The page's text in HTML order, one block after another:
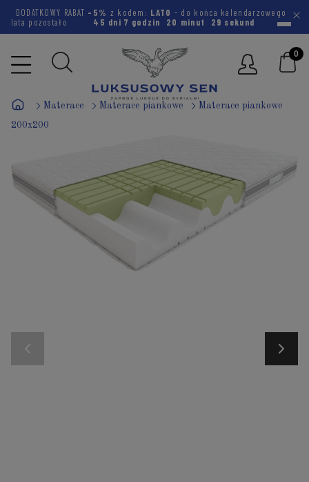
DODATKOWY RABAT -5% z kodem: LATO - do końca kalendarzowego
lata pozostało
45 dni 7 godzin 20 minut 28 sekund
Materace Materace piankowe Materace piankowe
200x200